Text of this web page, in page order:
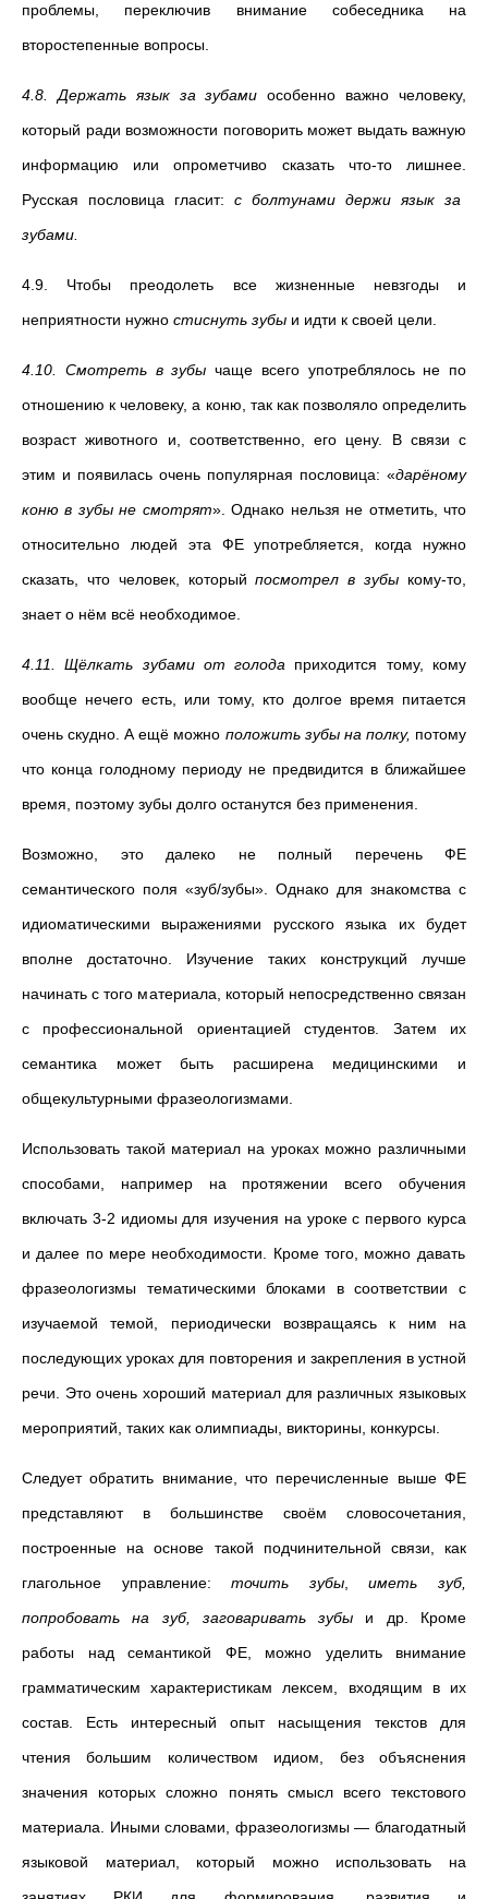
проблемы, переключив внимание собеседника на
второстепенные вопросы.
4.8. Держать язык за зубами особенно важно человеку,
который ради возможности поговорить может выдать важную
информацию или опрометчиво сказать что-то лишнее.
Русская пословица гласит: с болтунами держи язык за
зубами.
4.9. Чтобы преодолеть все жизненные невзгоды и
неприятности нужно стиснуть зубы и идти к своей цели.
4.10. Смотреть в зубы чаще всего употреблялось не по
отношению к человеку, а коню, так как позволяло определить
возраст животного и, соответственно, его цену. В связи с
этим и появилась очень популярная пословица: «дарёному
коню в зубы не смотрят». Однако нельзя не отметить, что
относительно людей эта ФЕ употребляется, когда нужно
сказать, что человек, которыйпосмотрел в зубы кому-то,
знает о нём всё необходимое.
4.11.Щёлкать зубами от голода приходится тому, кому
вообще нечего есть, или тому, кто долгое время питается
очень скудно. А ещё можно положить зубы на полку, потому
что конца голодному периоду не предвидится в ближайшее
время, поэтому зубы долго останутся без применения.
Возможно, это далеко не полный перечень ФЕ
семантического поля «зуб/зубы». Однако для знакомства с
идиоматическими выражениями русского языка их будет
вполне достаточно. Изучение таких конструкций лучше
начинать с того материала, который непосредственно связан
с профессиональной ориентацией студентов. Затем их
семантика может быть расширена медицинскими и
общекультурными фразеологизмами.
Использовать такой материал на уроках можно различными
способами, например на протяжении всего обучения
включать 3-2 идиомы для изучения на уроке с первого курса
и далее по мере необходимости.
Кроме того, можно давать
фразеологизмы тематическими блоками в соответствии с
изучаемой темой, периодически возвращаясь к ним на
последующих уроках для повторения и закрепления в устной
речи. Это очень хороший материал для различных языковых
мероприятий, таких как олимпиады, викторины, конкурсы.
Следует обратить внимание, что перечисленные выше ФЕ
представляют в большинстве своём словосочетания,
построенные на основе такой подчинительной связи, как
глагольное управление:точить зубы,иметь зуб,
попробовать на зуб, заговаривать зубы и др.
Кроме
работы над семантикой ФЕ, можно уделить внимание
грамматическим характеристикам лексем, входящим в их
состав. Есть интересный опыт насыщения текстов для
чтения большим количеством идиом, без объяснения
значения которых сложно понять смысл всего текстового
материала. Иными словами, фразеологизмы — благодатный
языковой материал, который можно использовать на